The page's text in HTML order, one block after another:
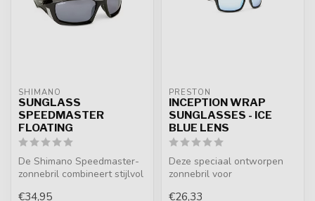
SHIMANO
SUNGLASS
SPEEDMASTER
FLOATING
De Shimano Speedmaster-
zonnebril combineert stijlvol
€34,95
PRESTON
INCEPTION WRAP
SUNGLASSES - ICE
BLUE LENS
Deze speciaal ontworpen
zonnebril voor
€26,33